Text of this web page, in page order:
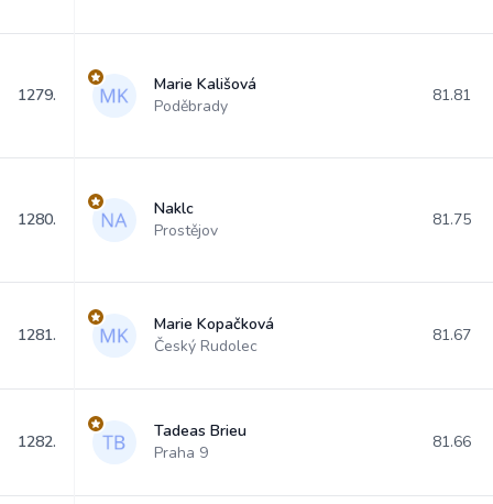
1279.
Marie Kališová
Poděbrady
81.81
1280.
Naklc
Prostějov
81.75
1281.
Marie Kopačková
Český Rudolec
81.67
1282.
Tadeas Brieu
Praha 9
81.66